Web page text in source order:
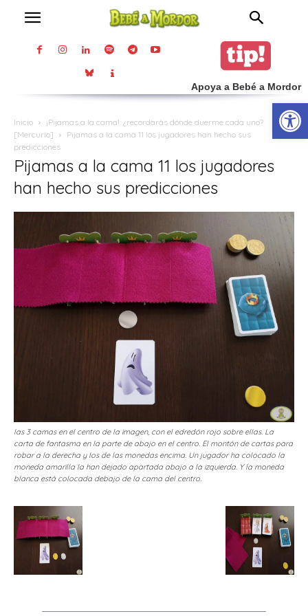
Apoya a Bebé a Mordor
Inicio
¡Pijamas a la cama!: ¿recordarás dónde duerme cada uno?
[Mercurio]
Pijamas a la cama 11 los jugadores han hecho sus
predicciones
Pijamas a la cama 11 los jugadores
han hecho sus predicciones
las 3 camas en el centro de la imagen, con el edredón rojo sobre ellas. La
carta de fantasma en la parte de abajo en el centro. El montón de cartas para
robar a la derecha y los de las monedas encima. Un jugador ha colocado la
moneda amarilla la han dejado apartada abajo a la izquierda. Y la moneda
blanca está colocada debajo de la cama del centro.